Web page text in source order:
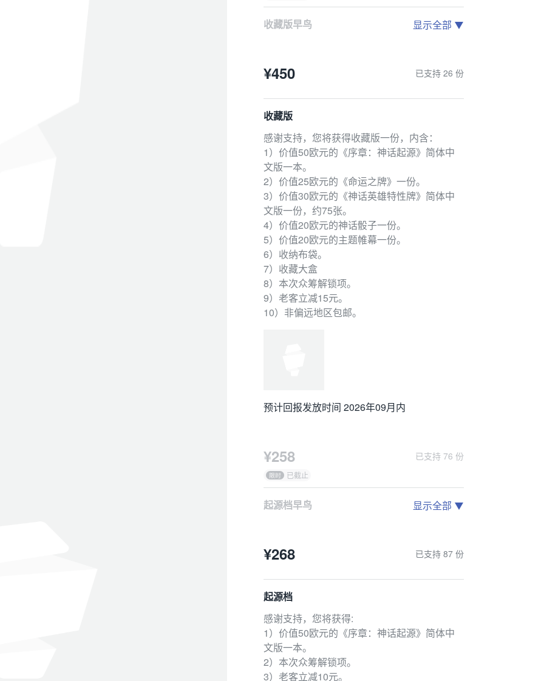
收藏版早鸟
2）价值25欧元的《命运之牌》一份
5）价值20欧元的主题帷幕一份。
6）收纳布袋。
7）收藏大盒
8）本次众筹解锁项。
9）老客立减15元。
10）非偏远地区包邮。
预计回报发放时间 2026年09月内
显示全部
¥450 已支持 26 份
收藏版
感谢支持，您将获得收藏版一份，内含：
1）价值50欧元的《序章：神话起源》简体中
文版一本。
2）价值25欧元的《命运之牌》一份。
3）价值30欧元的《神话英雄特性牌》简体中
文版一份，约75张。
4）价值20欧元的神话骰子一份。
5）价值20欧元的主题帷幕一份。
6）收纳布袋。
7）收藏大盒
8）本次众筹解锁项。
9）老客立减15元。
10）非偏远地区包邮。
预计回报发放时间 2026年09月内
¥258 已支持 76 份
已截止
起源档早鸟
2）本次众筹解锁项。
显示全部
¥268 已支持 87 份
起源档
感谢支持，您将获得:
1）价值50欧元的《序章：神话起源》简体中
文版一本。
2）本次众筹解锁项。
3）老客立减10元。